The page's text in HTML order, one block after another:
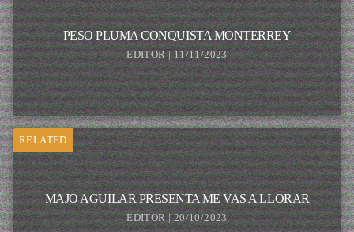
PESO PLUMA CONQUISTA MONTERREY
EDITOR | 11/11/2023
RELATED
MAJO AGUILAR PRESENTA ME VAS A LLORAR
EDITOR | 20/10/2023